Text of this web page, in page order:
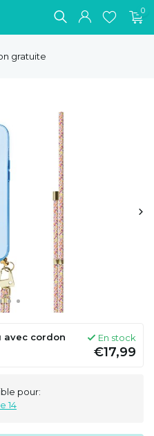
0
gratuite
avec cordon
En stock
€17,99
pour:
14